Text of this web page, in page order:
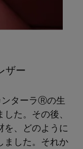
ザー
ンターラⓇの生
た。その後、
を、どのように
ました。それか